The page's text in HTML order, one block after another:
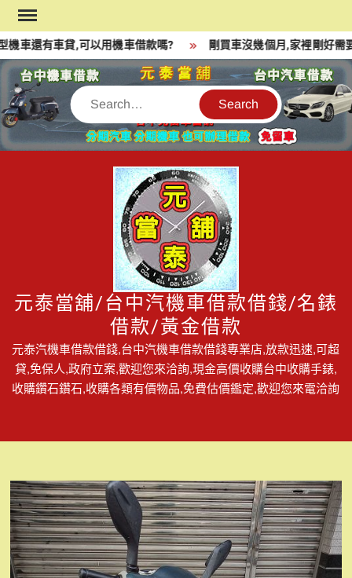
Skip
to
content
車還有車貸,可以用機車借款嗎? 剛買車沒幾個月,家裡剛好需要
Search
元泰當舖/台中汽機車借款借錢/名錶
借款/黃金借款
元泰汽機車借款借錢,台中汽機車借款借錢專業店,放款迅速,可超
貸,免保人,政府立案,歡迎您來洽詢,現金高價收購台中收購手錶,
收購鑽石鑽石,收購各類有價物品,免費估價鑑定,歡迎您來電洽詢